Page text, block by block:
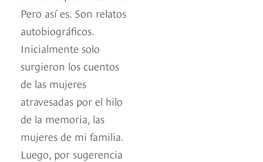
Pero así es. Son relatos
autobiográficos.
Inicialmente solo
surgieron los cuentos
de las mujeres
atravesadas por el hilo
de la memoria, las
mujeres de mi familia.
Luego, por sugerencia